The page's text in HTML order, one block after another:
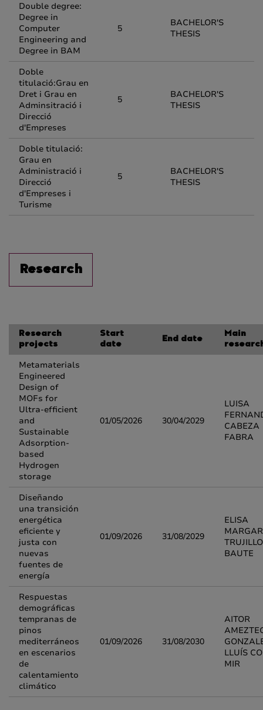
Double degree:
Degree in
Computer
Engineering and
Degree in BAM
5
BACHELOR'S
THESIS
Doble
titulació:Grau en
Dret i Grau en
Adminsitració i
Direcció
d'Empreses
5
BACHELOR'S
THESIS
Doble titulació:
Grau en
Administració i
Direcció
d'Empreses i
Turisme
5
BACHELOR'S
THESIS
Research
Research
projects
Start
date
End date
Main
Metamaterials
Engineered
Design of
MOFs for
Ultra-efficient
and
Sustainable
Adsorption-
based
Hydrogen
storage
01/05/2026 30/04/2029
LUISA
CABEZA
FABRA
Diseñando
una transición
energética
eficiente y
justa con
nuevas
fuentes de
energía
01/09/2026 31/08/2029
ELISA
TRUJILLO
BAUTE
Respuestas
demográficas
tempranas de
pinos
mediterráneos
en escenarios
de
calentamiento
climático
01/09/2026 31/08/2030
AITOR
LLUÍS
MIR